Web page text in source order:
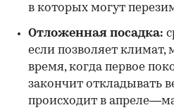
в которых могут
Отложенная посадка:
если позволяет
время, когда первое
закончит откладывать
происходит в